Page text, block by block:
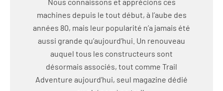
machines depuis le tout début, à l’aube des
années 80, mais leur popularité n’a jamais été
aussi grande qu’aujourd’hui. Un renouveau
auquel tous les constructeurs sont
désormais associés, tout comme Trail
Adventure aujourd’hui, seul magazine dédié